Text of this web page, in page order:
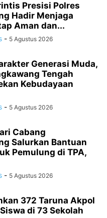
Presisi Polres
Hadir Menjaga
Aman dan...
- 5 Agustus 2026
Generasi Muda,
Tengah
Kebudayaan
- 5 Agustus 2026
Cabang
Salurkan Bantuan
Pemulung di TPA,
- 5 Agustus 2026
372 Taruna Akpol
di 73 Sekolah